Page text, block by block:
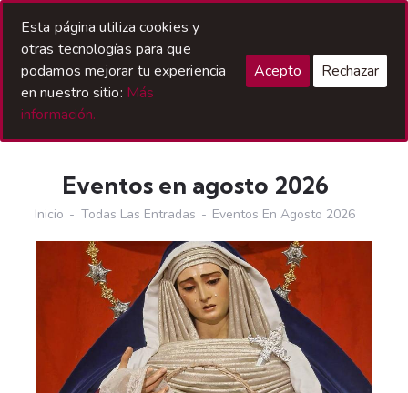
Eventos en agosto 2026
Inicio Todas Las Entradas Eventos En Agosto 2026
Esta página utiliza cookies y
otras tecnologías para que
podamos mejorar tu experiencia
en nuestro sitio: Más
información.
Acepto Rechazar